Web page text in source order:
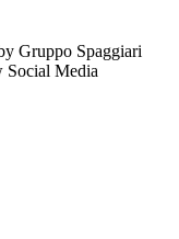
Gruppo Spaggiari
Social Media